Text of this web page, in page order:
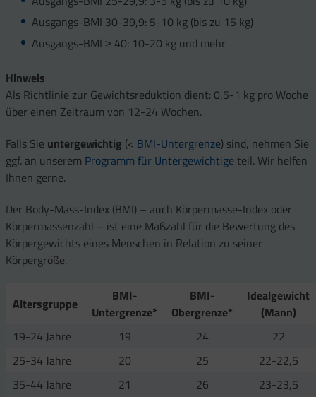
Ausgangs-BMI 30-39,9: 5-10 kg (bis zu 15 kg)
Ausgangs-BMI ≥ 40: 10-20 kg und mehr
Hinweis
Als Richtlinie zur Gewichtsreduktion dient: 0,5-1 kg pro Woche
über einen Zeitraum von 12-24 Wochen.
Falls Sie untergewichtig (< BMI-Untergrenze) sind, nehmen Sie
ggf. an unserem Programm für Untergewichtigeteil. Wir helfen
Ihnen gerne.
Der Body-Mass-Index (BMI) – auch Körpermasse-Index oder
Körpermassenzahl – ist eine Maßzahl für die Bewertung des
Körpergewichts eines Menschen in Relation zu seiner
Körpergröße.
Altersgruppe
BMI-
Untergrenze*
BMI-
Obergrenze*
Idealgewicht
(Mann)
19-24 Jahre
19 24
22
25-34 Jahre
20 25
22-22,5
35-44 Jahre
21 26
23-23,5